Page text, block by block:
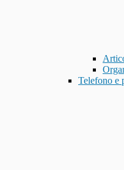
Telefono e